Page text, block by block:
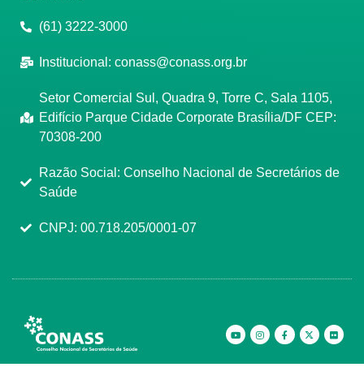
(61) 3222-3000
Institucional: conass@conass.org.br
Setor Comercial Sul, Quadra 9, Torre C, Sala 1105,
Edifício Parque Cidade Corporate Brasília/DF CEP:
70308-200
Razão Social: Conselho Nacional de Secretários de
Saúde
CNPJ: 00.718.205/0001-07